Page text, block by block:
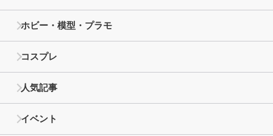
ホビー・模型・プラモ
コスプレ
人気記事
イベント